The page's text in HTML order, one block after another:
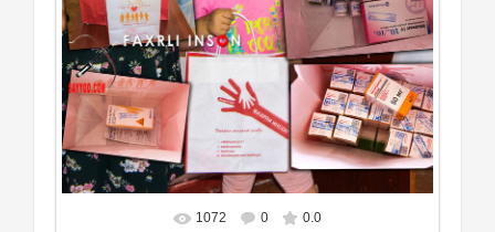
В реальном размере 1000x667
1072 0 0.0